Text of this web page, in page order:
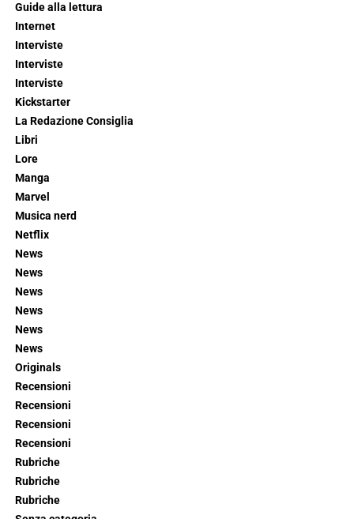
Guide alla lettura
Internet
Interviste
Interviste
Interviste
Kickstarter
La Redazione Consiglia
Libri
Lore
Manga
Marvel
Musica nerd
Netflix
News
News
News
News
News
News
Originals
Recensioni
Recensioni
Recensioni
Recensioni
Rubriche
Rubriche
Rubriche